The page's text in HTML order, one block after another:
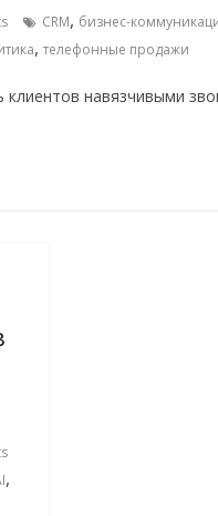
CRM, бизнес-
, телефонные продажи
клиентов навязчивыми
,